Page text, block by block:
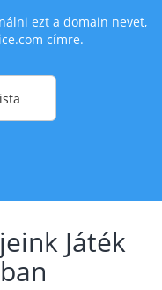
ezt a domain nevet,
címre.
Játék